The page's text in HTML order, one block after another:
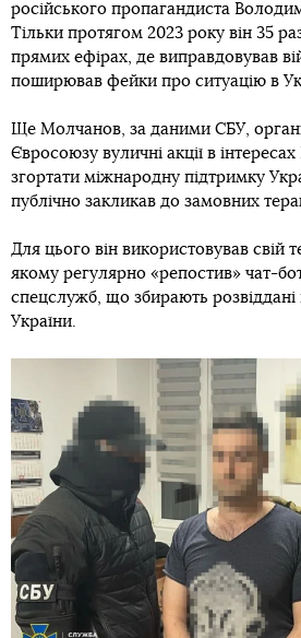
російського пропагандиста
Тільки протягом 2023 року він 35
прямих ефірах, де виправдовував
поширював фейки про ситуацію в
Ще Молчанов, за даними СБУ,
Євросоюзу вуличні акції в
згортати міжнародну підтримку
публічно закликав до замовних
Для цього він використовував свій
якому регулярно «репостив» чат-
спецслужб, що збирають
України.